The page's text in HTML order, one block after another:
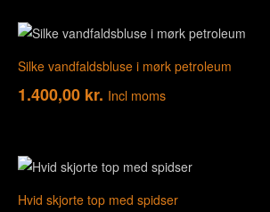
Silke vandfaldsbluse i mørk petroleum
1.400,00 kr. Incl moms
Hvid skjorte top med spidser